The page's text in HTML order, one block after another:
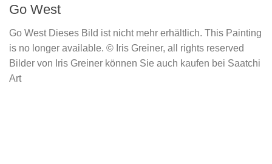
Go West
Go West Dieses Bild ist nicht mehr erhältlich. This Painting
is no longer available. © Iris Greiner, all rights reserved
Bilder von Iris Greiner können Sie auch kaufen bei Saatchi
Art